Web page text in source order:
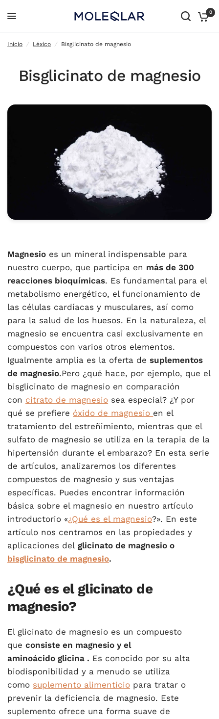
0
Inicio / Léxico / Bisglicinato de magnesio
Bisglicinato de magnesio
Bisglicinato de magnesio
Magnesio es un mineral indispensable para
nuestro cuerpo, que participa en más de 300
reacciones bioquímicas. Es fundamental para el
metabolismo energético, el funcionamiento de
las células cardíacas y musculares, así como
para la salud de los huesos. En la naturaleza, el
magnesio se encuentra casi exclusivamente en
compuestos con varios otros elementos.
Igualmente amplia es la oferta de suplementos
de magnesio.Pero ¿qué hace, por ejemplo, que el
bisglicinato de magnesio en comparación
con citrato de magnesio sea especial? ¿Y por
qué se prefiere óxido de magnesio en el
tratamiento del estreñimiento, mientras que el
sulfato de magnesio se utiliza en la terapia de la
hipertensión durante el embarazo? En esta serie
de artículos, analizaremos los diferentes
compuestos de magnesio y sus ventajas
específicas. Puedes encontrar información
básica sobre el magnesio en nuestro artículo
introductorio «¿Qué es el magnesio?». En este
artículo nos centramos en las propiedades y
aplicaciones del glicinato de magnesio o
bisglicinato de magnesio.
¿Qué es el glicinato de
magnesio?
El glicinato de magnesio es un compuesto
que consiste en magnesio y el
aminoácido glicina . Es conocido por su alta
biodisponibilidad y a menudo se utiliza
como suplemento alimenticio para tratar o
prevenir la deficiencia de magnesio. Este
suplemento ofrece una forma suave de